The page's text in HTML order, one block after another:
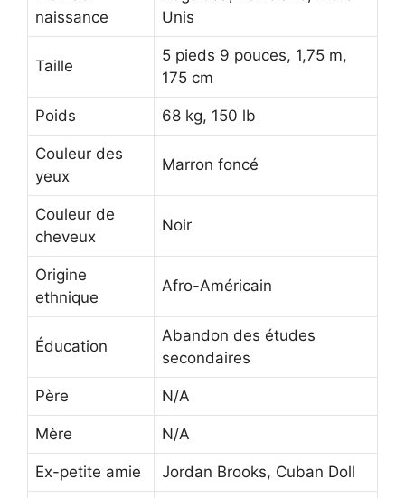
naissance
Unis
Taille
5 pieds 9 pouces, 1,75 m,
175 cm
Poids 68 kg, 150 lb
Couleur des
yeux
Marron foncé
Couleur de
cheveux
Noir
Origine
ethnique
Afro-Américain
Éducation
Abandon des études
secondaires
Père N/A
Mère N/A
Ex-petite amie Jordan Brooks, Cuban Doll